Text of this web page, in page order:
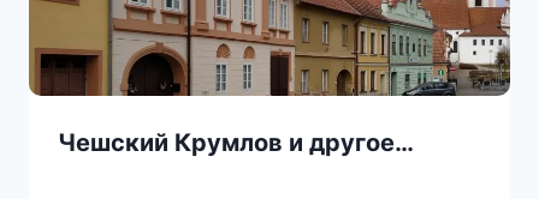
Чешский Крумлов и другое…